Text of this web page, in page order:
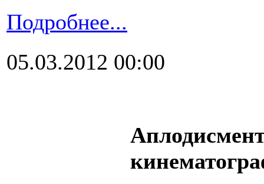
Подробнее...
05.03.2012 00:00